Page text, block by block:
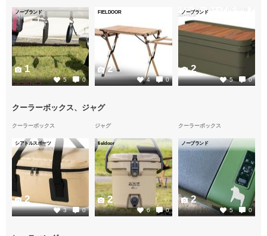
ノーブランド
5 0
1
FIELDOOR
4 0
2
ノーブランド
5 0
2
クーラーボックス、ジャグ
クーラーボックス
シアトルスポーツ
3 0
2
ジャグ
fieldoor
6 0
2
クーラーボックス
ノーブランド
5 0
2